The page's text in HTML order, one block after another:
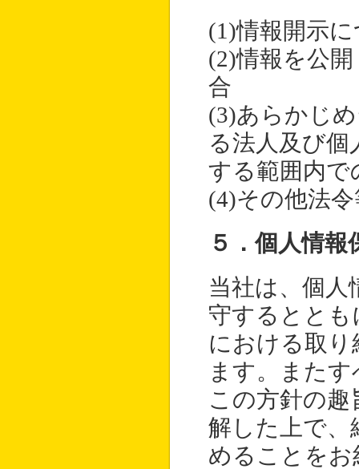
(1)情報開示
(2)情報を公
合
(3)あらかじ
る法人及び
する範囲内で
(4)その他法
５．個人情報
当社は、個人
守するととも
における取
ます。また
この方針の趣
解した上で、
めることを